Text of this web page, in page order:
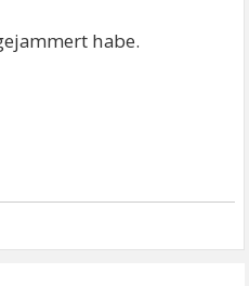
habe.